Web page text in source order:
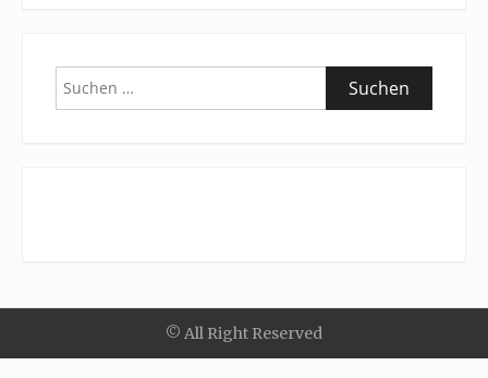
Suchen
nach:
© All Right Reserved